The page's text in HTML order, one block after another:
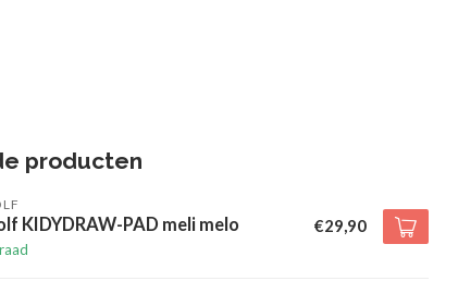
producten
KIDYDRAW-PAD meli melo €29,90